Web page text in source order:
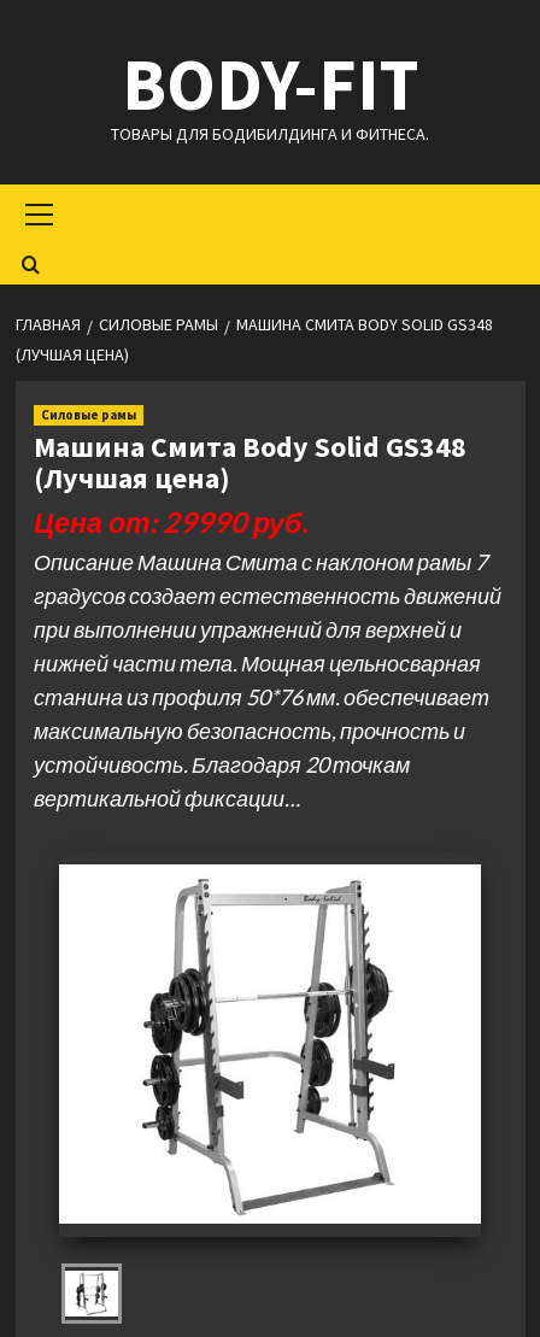
BODY-FIT
ТОВАРЫ ДЛЯ БОДИБИЛДИНГА И ФИТНЕСА.
меню
ГЛАВНАЯ СИЛОВЫЕ РАМЫ
МАШИНА СМИТА BODY SOLID GS348
(ЛУЧШАЯ ЦЕНА)
Силовые рамы
Машина Смита Body Solid GS348
(Лучшая цена)
Цена от: 29990 руб.
Описание Машина Смита с наклоном рамы 7
градусов создает естественность движений
при выполнении упражнений для верхней и
нижней части тела. Мощная цельносварная
станина из профиля 50*76 мм. обеспечивает
максимальную безопасность, прочность и
устойчивость. Благодаря 20 точкам
вертикальной фиксации…